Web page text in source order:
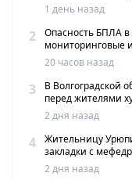
1 день назад
2
Опасность БПЛА в
мониторинговые
беспилотников
20 часов назад
3
В Волгоградской
перед жителями
2 дня назад
4
Жительницу
закладки с
2 дня назад